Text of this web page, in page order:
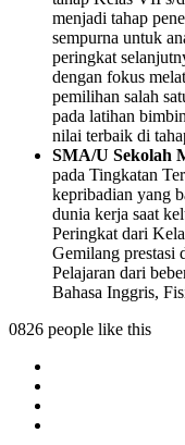
menjadi tahap
sempurna untuk
peringkat
dengan fokus
pemilihan salah
pada latihan
nilai terbaik di
SMA/U Sekolah
pada Tingkatan
kepribadian yang
dunia kerja saat
Peringkat dari
Gemilang prestasi
Pelajaran dari
Bahasa Inggris,
0826 people like this